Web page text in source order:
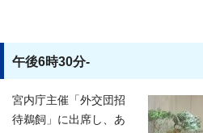
午後6時30分-
宮内庁主催「外交団招
待鵜飼」に出席し、あ